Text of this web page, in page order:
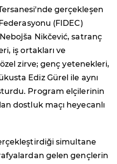
gerçekleşen
(FIDEC)
Nikčević, satranç
iş ortakları ve
zirve; genç yetenekleri,
Ediz Gürel ile aynı
Program elçilerinin
dostluk maçı heyecanlı
simultane
gelen gençlerin